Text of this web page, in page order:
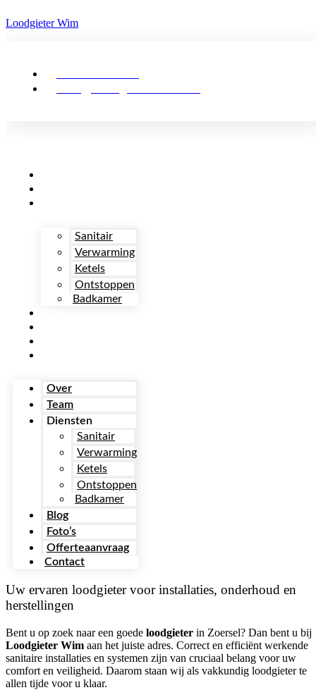
Loodgieter Wim
Sanitair
Verwarming
Ketels
Ontstoppen
Badkamer
Over
Team
Diensten
Sanitair
Verwarming
Ketels
Ontstoppen
Badkamer
Blog
Foto’s
Offerteaanvraag
Contact
Uw ervaren loodgieter voor installaties, onderhoud en
herstellingen
Bent u op zoek naar een goede loodgieter in Zoersel? Dan bent u bij
Loodgieter Wim aan het juiste adres. Correct en efficiënt werkende
sanitaire installaties en systemen zijn van cruciaal belang voor uw
comfort en veiligheid. Daarom staan wij als vakkundig loodgieter te
allen tijde voor u klaar.